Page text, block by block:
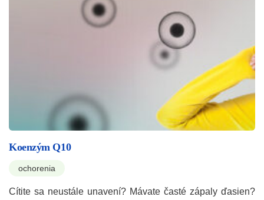
Koenzým Q10
ochorenia
Cítite sa neustále unavení? Mávate časté zápaly ďasien?